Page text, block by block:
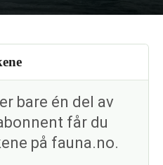
er bare én del av
får du
på fauna.no.